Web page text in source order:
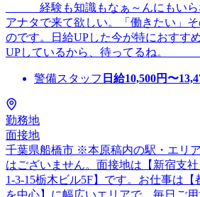
＿＿＿経験も知識もなぁ～んにもい
アナタで来て欲しい。「働きたい」
のです。日給UPした今が特におすす
UPしているから、待ってるね。＿＿＿
警備スタッフ 日給10,500円〜
勤務地
面接地
千葉県船橋市 ※本原稿内の駅・エリ
はございません。面接地は【新宿支
1-3-15栃木ビル5F】です。お仕事は
を中心】に幅広いエリアで、毎日ご